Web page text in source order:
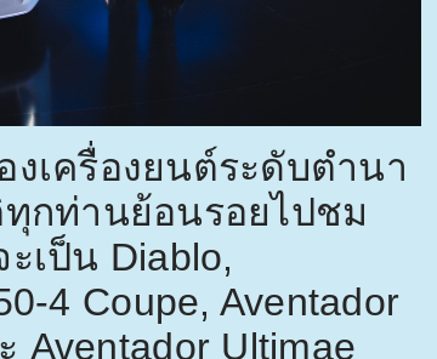
เครื่องยนต์ระดับตำนา
กท่านย้อนรอยไปชม
เป็น Diablo,
4 Coupe, Aventador
Aventador Ultimae